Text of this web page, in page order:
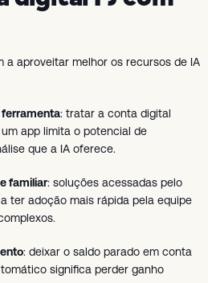
a aproveitar melhor os recursos de IA
: tratar a conta digital
app limita o potencial de
que a IA oferece.
familiar: soluções acessadas pelo
ter adoção mais rápida pela equipe
: deixar o saldo parado em conta
significa perder ganho